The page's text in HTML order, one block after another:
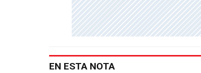
EN ESTA NOTA